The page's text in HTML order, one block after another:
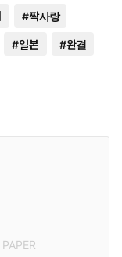
#짝사랑
#일본 #완결
PAPER